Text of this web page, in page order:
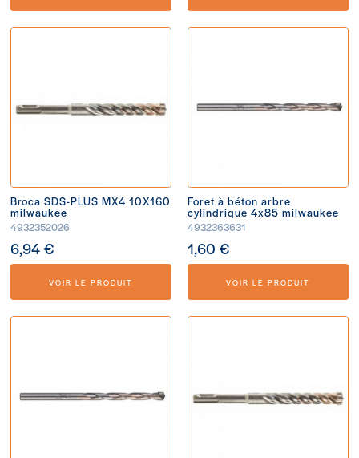
Broca SDS-PLUS MX4 10X160
milwaukee
4932352026
6,94 €
VOIR LE PRODUIT
Foret à béton arbre
cylindrique 4x85 milwaukee
4932363631
1,60 €
VOIR LE PRODUIT